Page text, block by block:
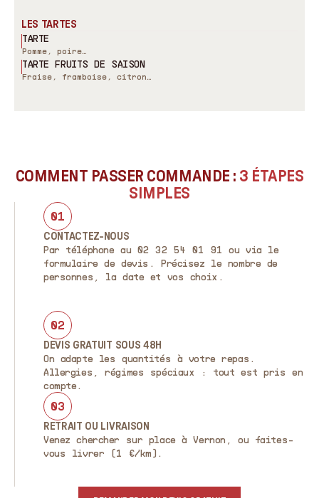
LES TARTES
TARTE
Pomme, poire…
TARTE FRUITS DE SAISON
Fraise, framboise, citron…
COMMENT PASSER COMMANDE : 3 ÉTAPES
SIMPLES
01
CONTACTEZ-NOUS
Par téléphone au 02 32 54 01 91 ou via le
formulaire de devis. Précisez le nombre de
personnes, la date et vos choix.
02
DEVIS GRATUIT SOUS 48H
On adapte les quantités à votre repas.
Allergies, régimes spéciaux : tout est pris en
compte.
03
RETRAIT OU LIVRAISON
Venez chercher sur place à Vernon, ou faites-
vous livrer (1 €/km).